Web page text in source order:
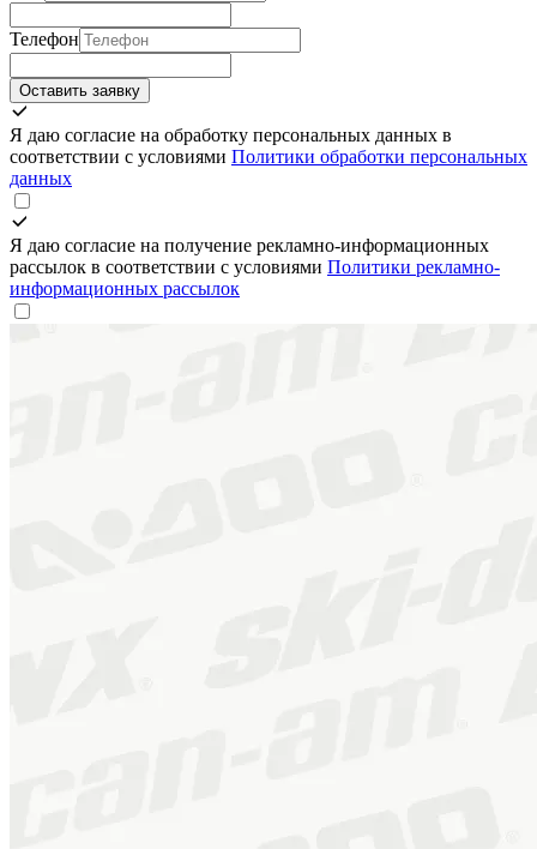
Телефон
Оставить заявку
Я даю согласие на обработку персональных данных в
соответствии с условиями Политики обработки персональных
данных
Я даю согласие на получение рекламно-информационных
рассылок в соответствии с условиями Политики рекламно-
информационных рассылок